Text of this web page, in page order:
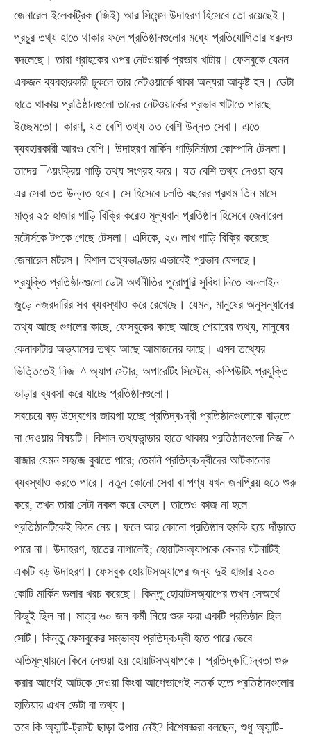
জেনারেল ইলেকট্রিক (জিই) আর সিমেন্স উদাহরণ হিসেবে তো রয়েছেই।
প্রচুর তথ্য হাতে থাকার ফলে প্রতিষ্ঠানগুলোর মধ্যে প্রতিযোগিতার ধরনও
বদলেছে। তারা গ্রাহকের ওপর নেটওয়ার্ক প্রভাব খাটায়। ফেসবুকে যেমন
একজন ব্যবহারকারী ঢুকলে তার নেটওয়ার্কে থাকা অন্যরা আকৃষ্ট হন। ডেটা
হাতে থাকায় প্রতিষ্ঠানগুলো তাদের নেটওয়ার্কের প্রভাব খাটাতে পারছে
ইচ্ছেমতো। কারণ, যত বেশি তথ্য তত বেশি উন্নত সেবা। এতে
ব্যবহারকারী আরও বেশি। উদাহরণ মার্কিন গাড়িনির্মাতা কোম্পানি টেসলা।
তাদের ¯^য়ংক্রিয় গাড়ি তথ্য সংগ্রহ করে। যত বেশি তথ্য দেওয়া হবে
এর সেবা তত উন্নত হবে। সে হিসেবে চলতি বছরের প্রথম তিন মাসে
মাত্র ২৫ হাজার গাড়ি বিক্রি করেও মূল্যবান প্রতিষ্ঠান হিসেবে জেনারেল
মটোর্সকে টপকে গেছে টেসলা। এদিকে, ২৩ লাখ গাড়ি বিক্রি করেছে
জেনারেল মটরস। বিশাল তথ্যভাণ্ডার এভাবেই প্রভাব ফেলছে।
প্রযুক্তি প্রতিষ্ঠানগুলো ডেটা অর্থনীতির পুরোপুরি সুবিধা নিতে অনলাইন
জুড়ে নজরদারির সব ব্যবস্থাও করে রেখেছে। যেমন, মানুষের অনুসন্ধানের
তথ্য আছে গুগলের কাছে, ফেসবুকের কাছে আছে শেয়ারের তথ্য, মানুষের
কেনাকাটার অভ্যাসের তথ্য আছে আমাজনের কাছে। এসব তথ্যের
ভিত্তিতেই নিজ¯^ অ্যাপ স্টোর, অপারেটিং সিস্টেম, কম্পিউটিং প্রযুক্তি
ভাড়ার ব্যবসা করে যাচ্ছে প্রতিষ্ঠানগুলো।
সবচেয়ে বড় উদ্বেগের জায়গা হচ্ছে প্রতিদ্ব›দ্বী প্রতিষ্ঠানগুলোকে বাড়তে
না দেওয়ার বিষয়টি। বিশাল তথ্যভান্ডার হাতে থাকায় প্রতিষ্ঠানগুলো নিজ¯^
বাজার যেমন সহজে বুঝতে পারে; তেমনি প্রতিদ্ব›দ্বীদের আটকানোর
ব্যবস্থাও করতে পারে। নতুন কোনো সেবা বা পণ্য যখন জনপ্রিয় হতে শুরু
করে, তখন তারা সেটা নকল করে ফেলে। তাতেও কাজ না হলে
প্রতিষ্ঠানটিকেই কিনে নেয়। ফলে আর কোনো প্রতিষ্ঠান হুমকি হয়ে দাঁড়াতে
পারে না। উদাহরণ, হাতের নাগালেই; হোয়াটসঅ্যাপকে কেনার ঘটনাটিই
একটি বড় উদাহরণ। ফেসবুক হোয়াটসঅ্যাপের জন্য দুই হাজার ২০০
কোটি মার্কিন ডলার খরচ করেছে। কিন্তু হোয়াটসঅ্যাপের তখন সেঅর্থে
কিছুই ছিল না। মাত্র ৬০ জন কর্মী নিয়ে শুরু করা একটি প্রতিষ্ঠান ছিল
সেটি। কিন্তু ফেসবুকের সম্ভাব্য প্রতিদ্ব›দ্বী হতে পারে ভেবে
অতিমূল্যায়নে কিনে নেওয়া হয় হোয়াটসঅ্যাপকে। প্রতিদ্ব›িদ্বতা শুরু
করার আগেই আটকে দেওয়া কিংবা আগেভাগেই সতর্ক হতে প্রতিষ্ঠানগুলোর
হাতিয়ার এখন ডেটা বা তথ্য।
তবে কি অ্যান্টি-ট্রাস্ট ছাড়া উপায় নেই? বিশেষজ্ঞরা বলছেন, শুধু অ্যান্টি-